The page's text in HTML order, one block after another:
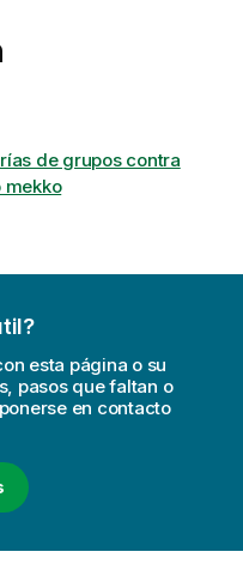
de grupos contra
mekko
esta página o su
pasos que faltan o
en contacto